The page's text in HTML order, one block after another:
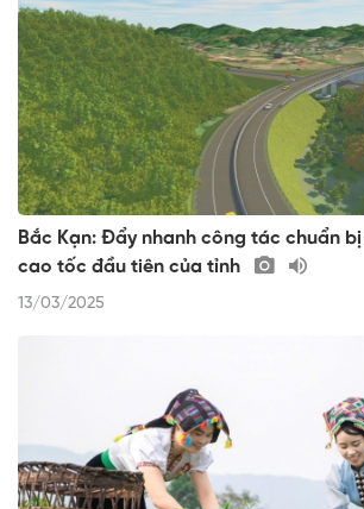
Bắc Kạn: Đẩy nhanh công tác chuẩn
cao tốc đầu tiên của tỉnh
13/03/2025